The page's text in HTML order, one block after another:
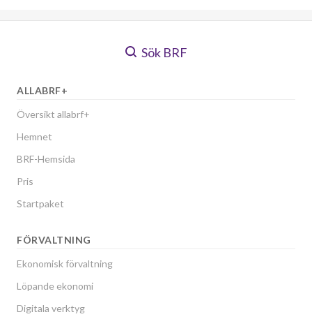
Sök BRF
ALLABRF+
Översikt allabrf+
Hemnet
BRF-Hemsida
Pris
Startpaket
FÖRVALTNING
Ekonomisk förvaltning
Löpande ekonomi
Digitala verktyg